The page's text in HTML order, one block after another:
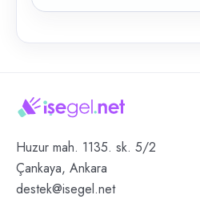
Huzur mah. 1135. sk. 5/2
Çankaya, Ankara
destek@isegel.net